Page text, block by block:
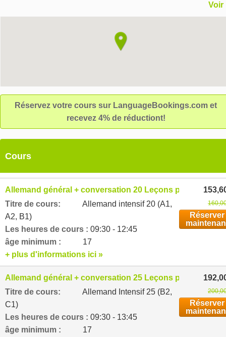
partenaire TANDEM, une méthode fantastique pour augmenter
compétences. Nous sommes un centre d'examen accrédité
TestDaF et la langue européenne certificats (TELC).
Voir
Réservez votre cours sur LanguageBookings.com et
recevez 4% de réductiont!
Cours
Allemand général + conversation 20 Leçons par semaine
Titre de cours:
Allemand intensif 20 (A1,
A2, B1)
Les heures de cours : 09:30 - 12:45
âge minimum :
17
Réserver
+ plus d'informations ici »
Allemand général + conversation 25 Leçons par semaine
Titre de cours:
Allemand Intensif 25 (B2,
C1)
Les heures de cours : 09:30 - 13:45
âge minimum :
17
Réserver